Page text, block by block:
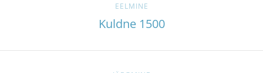
EELMINE
Kuldne 1500